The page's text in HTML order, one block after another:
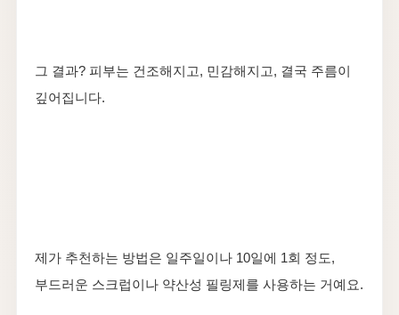
그 결과? 피부는 건조해지고, 민감해지고, 결국 주름이
깊어집니다.
제가 추천하는 방법은 일주일이나 10일에 1회 정도,
부드러운 스크럽이나 약산성 필링제를 사용하는 거예요.